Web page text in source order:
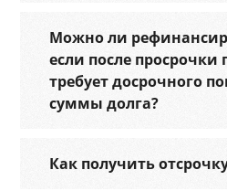
Можно ли
если после просрочки
требует досрочного
суммы долга?
Как получить